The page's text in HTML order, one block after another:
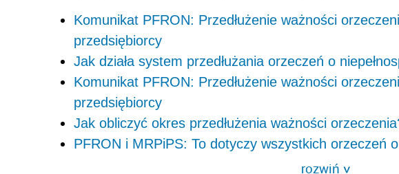
Komunikat PFRON: Przedłużenie ważności
przedsiębiorcy
Jak działa system przedłużania orzeczeń o
Komunikat PFRON: Przedłużenie ważności
przedsiębiorcy
Jak obliczyć okres przedłużenia ważności
PFRON i MRPiPS: To dotyczy wszystkich orzeczeń
rozwiń>